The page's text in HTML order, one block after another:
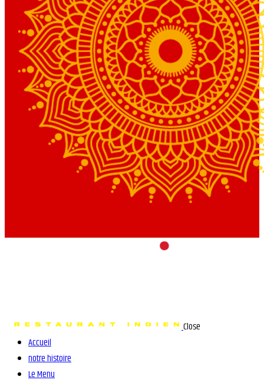
Close
Accueil
notre histoire
Le Menu